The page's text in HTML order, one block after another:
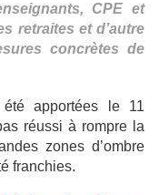
CPE et
retraites et d’autre
concrètes de
apportées le 11
réussi à rompre la
zones d’ombre
franchies.